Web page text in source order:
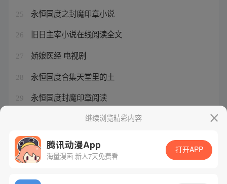
25 永恒国度之封魔印章小说
26 旧日主宰小说在线阅读全文
27 娇娘医经 电视剧
28 永恒国度合集天堂里的土
29 永恒国度封魔印章阅读
我的姐姐是大明星女主结局是什么
继续浏览精彩内容
腾讯动漫App
海量漫画 新人7天免费看
打开APP